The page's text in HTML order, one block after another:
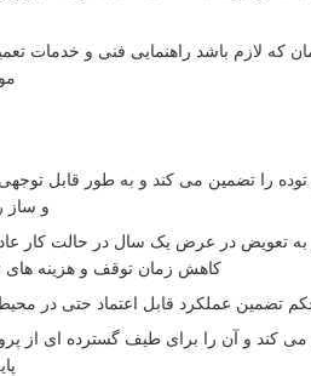
لازم باشد راهنمایی فنی و خدمات
توده را تضمین می کند و به طور قابل
و ساز
به تعویض در عرض یک سال در حالت کار
کاهش زمان توقف و هزینه های
تضمین عملکرد قابل اعتماد حتی در
می کند و آن را برای طیف گسترده ای از